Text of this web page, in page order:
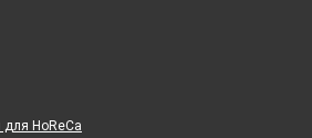
HoReCa